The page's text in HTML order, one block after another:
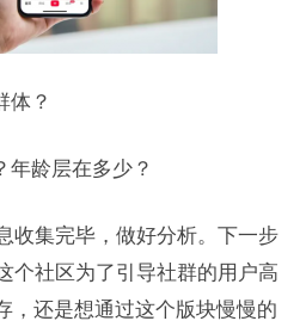
体？
年龄层在多少？
收集完毕，做好分析。下一步
个社区为了引导社群的用户高
，还是想通过这个版块慢慢的